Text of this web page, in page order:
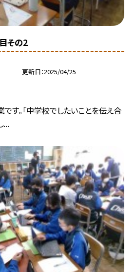
その2
更新日 2025/04/25
です。「中学校でしたいことを伝え合
...